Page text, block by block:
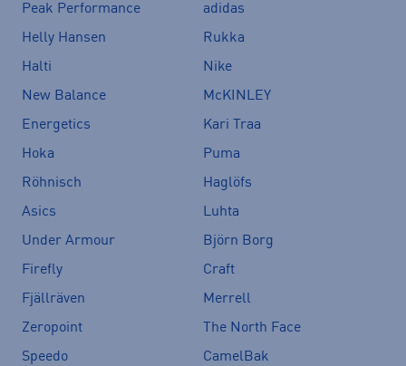
Peak Performance
adidas
Helly Hansen
Rukka
Halti
Nike
New Balance
McKINLEY
Energetics
Kari Traa
Hoka
Puma
Röhnisch
Haglöfs
Asics
Luhta
Under Armour
Björn Borg
Firefly
Craft
Fjällräven
Merrell
Zeropoint
The North Face
Speedo
CamelBak